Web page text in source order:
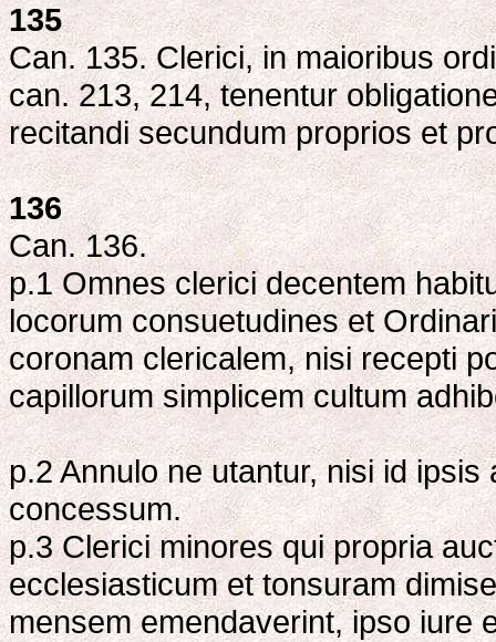
135
Can. 135. Clerici, in maioribus
can. 213, 214, tenentur
recitandi secundum proprios et
136
Can. 136.
p.1 Omnes clerici decentem
locorum consuetudines et
coronam clericalem, nisi recepti
capillorum simplicem cultum
p.2 Annulo ne utantur, nisi id
concessum.
p.3 Clerici minores qui propria
ecclesiasticum et tonsuram
mensem emendaverint, ipso iure